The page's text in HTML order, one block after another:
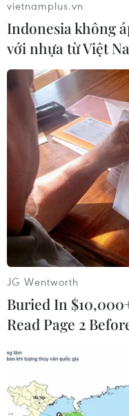
Theo dõi VietnamPlus
TIN LIÊN QUAN
Italy: Sự ổn
hút đầu tư vào
10/11/2018 00:16
vietnamplus.vn
Indonesia không
với nhựa từ Việt
JG Wentworth
Buried In
Read Page 2